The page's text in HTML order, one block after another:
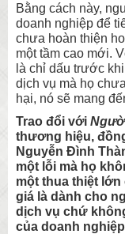
Bằng cách này,
doanh nghiệp để
chưa hoàn thiện
một tầm cao mới.
là chỉ dấu trước
dịch vụ mà họ
hại, nó sẽ mang
Trao đổi với
thương hiệu,
Nguyễn Đình
một lỗi mà họ
một thua thiệt
giá là dành cho
dịch vụ chứ
của doanh